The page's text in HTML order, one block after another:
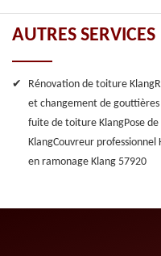
AUTRES SERVICES
Rénovation de toiture Klang
et changement de gouttières
fuite de toiture KlangPose
KlangCouvreur professionnel
en ramonage Klang 57920